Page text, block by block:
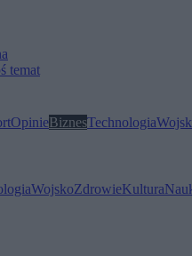
temat
OpinieBiznesTechnologia
WojskoZdrowieKultura